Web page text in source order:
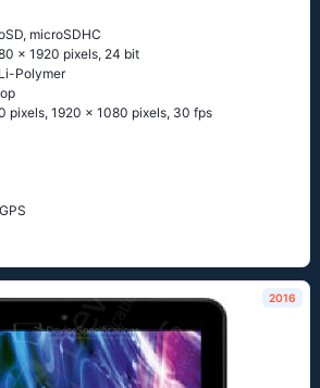
microSDHC
x 1920 pixels, 24 bit
Polymer
pixels, 1920 x 1080 pixels, 30 fps
2016